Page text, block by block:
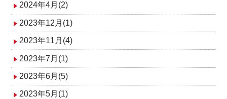
2024年4月(2)
2023年12月(1)
2023年11月(4)
2023年7月(1)
2023年6月(5)
2023年5月(1)